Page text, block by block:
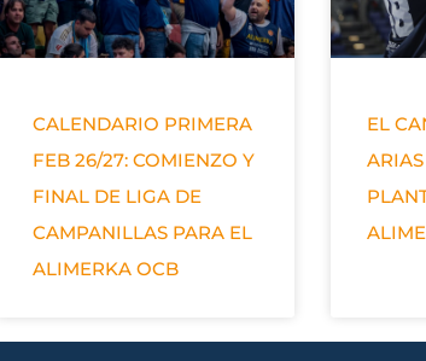
CALENDARIO PRIMERA
FEB 26/27: COMIENZO Y
FINAL DE LIGA DE
CAMPANILLAS PARA EL
ALIMERKA OCB
EL